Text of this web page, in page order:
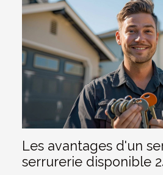
Les avantages d'un
serrurerie disponible